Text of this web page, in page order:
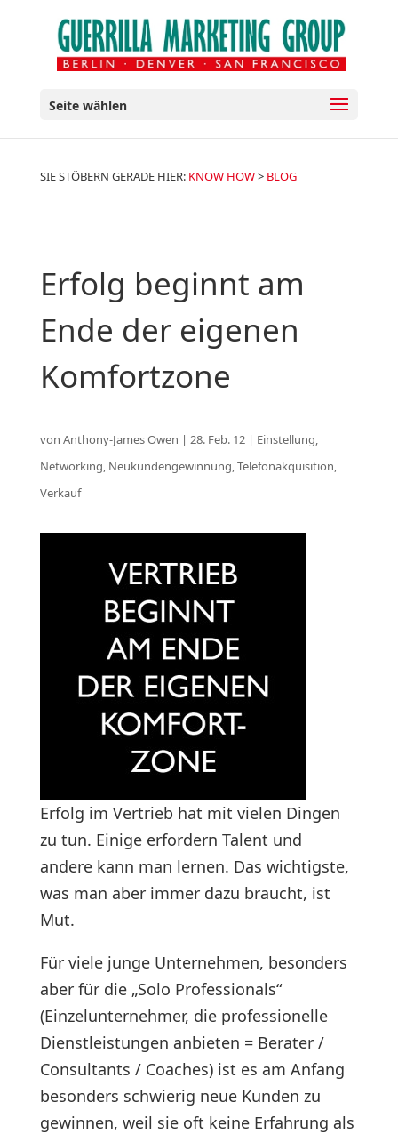
Seite wählen
SIE STÖBERN GERADE HIER: KNOW HOW> BLOG
Erfolg beginnt am
Ende der eigenen
Komfortzone
von Anthony-James Owen | 28. Feb. 12| Einstellung,
Networking, Neukundengewinnung,Telefonakquisition,
Verkauf
Erfolg im Vertrieb hat mit vielen Dingen
zu tun. Einige erfordern Talent und
andere kann man lernen. Das wichtigste,
was man aber immer dazu braucht, ist
Mut.
Für viele junge Unternehmen, besonders
aber für die „Solo Professionals“
(Einzelunternehmer, die professionelle
Dienstleistungen anbieten = Berater /
Consultants / Coaches) ist es am Anfang
besonders schwierig neue Kunden zu
gewinnen, weil sie oft keine Erfahrung als